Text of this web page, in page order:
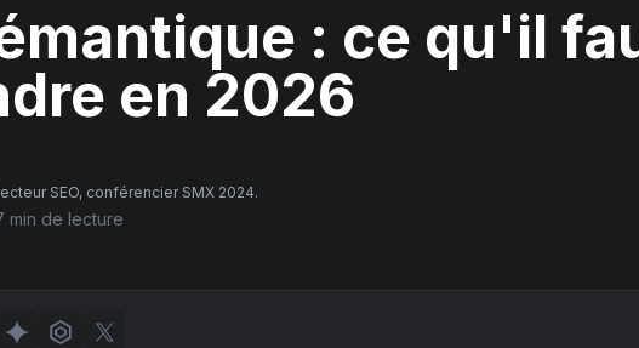
: ce qu'il
en 2026
SEO, conférencier SMX 2024.
min de lecture